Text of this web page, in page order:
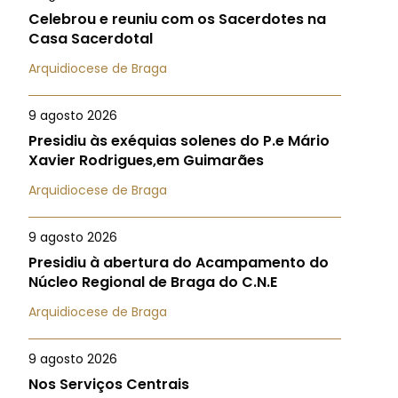
Celebrou e reuniu com os Sacerdotes na
Casa Sacerdotal
Arquidiocese de Braga
9 agosto 2026
Presidiu às exéquias solenes do P.e Mário
Xavier Rodrigues,em Guimarães
Arquidiocese de Braga
9 agosto 2026
Presidiu à abertura do Acampamento do
Núcleo Regional de Braga do C.N.E
Arquidiocese de Braga
9 agosto 2026
Nos Serviços Centrais